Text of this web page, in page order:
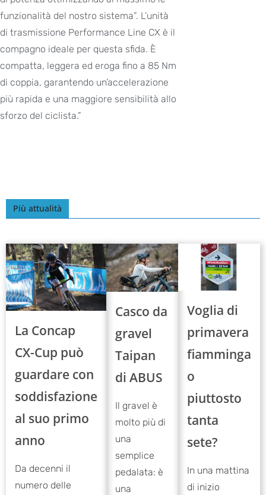
funzionalità del nostro sistema”. L’unità
di trasmissione Performance Line CX è il
compagno ideale per questa sfida. È
compatta, leggera ed eroga fino a 85 Nm
di coppia, garantendo un’accelerazione
più rapida e una maggiore sensibilità allo
sforzo del ciclista.”
Più attualità
La Concap
CX-Cup può
guardare con
soddisfazione
al suo primo
anno
Da decenni il
numero delle
Casco da
gravel
Taipan
di ABUS
Il gravel è
molto più di
una
semplice
pedalata: è
una
Voglia di
primavera
fiamminga
o
piuttosto
tanta
sete?
In una mattina
di inizio